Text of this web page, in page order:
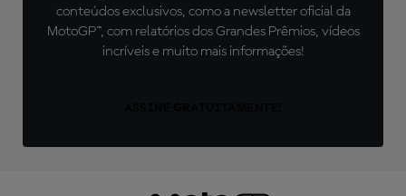
conteúdos exclusivos, como a newsletter oficial da
MotoGP™, com relatórios dos Grandes Prêmios, vídeos
incríveis e muito mais informações!